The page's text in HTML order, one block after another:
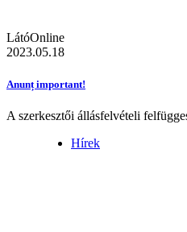
LátóOnline
2023.05.18
Anunț important!
A szerkesztői állásfelvételi
Hírek